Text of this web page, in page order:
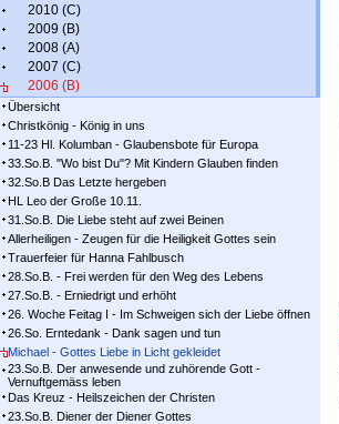
2010 (C)
2009 (B)
2008 (A)
2007 (C)
2006 (B)
Übersicht
Christkönig - König in uns
11-23 Hl. Kolumban - Glaubensbote für Europa
33.So.B. "Wo bist Du"? Mit Kindern Glauben finden
32.So.B Das Letzte hergeben
HL Leo der Große 10.11.
31.So.B. Die Liebe steht auf zwei Beinen
Allerheiligen - Zeugen für die Heiligkeit Gottes sein
Trauerfeier für Hanna Fahlbusch
28.So.B. - Frei werden für den Weg des Lebens
27.So.B. - Erniedrigt und erhöht
26. Woche Feitag I - Im Schweigen sich der Liebe öffnen
26.So. Erntedank - Dank sagen und tun
Michael - Gottes Liebe in Licht gekleidet
23.So.B. Der anwesende und zuhörende Gott -
Vernuftgemäss leben
Das Kreuz - Heilszeichen der Christen
23.So.B. Diener der Diener Gottes